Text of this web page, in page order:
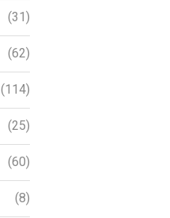
(31)
(62)
(114)
(25)
(60)
(8)